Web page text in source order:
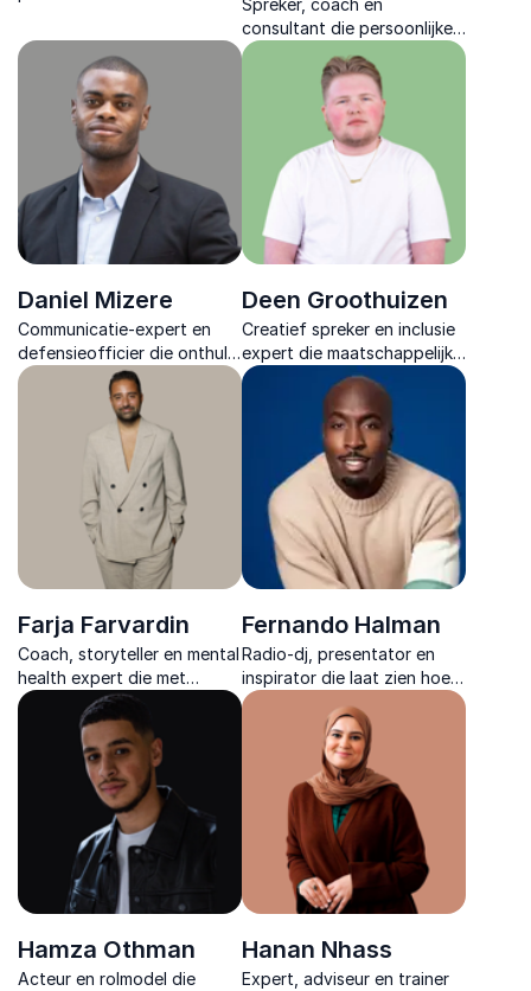
passie voor verbinding,
maatschappelijke thema's
en een warm podiumgevoel.
Spreker, coach en
consultant die persoonlijke
groei verbindt met
organisatieontwikkeling en
professionals activeert om
verborgen barrières te
doorbreken.
Daniel Mizere
Communicatie-expert en
defensieofficier die onthult
hoe taal richting geeft
onder druk en organisaties
helpt sterker te handelen in
complexe situaties.
Deen Groothuizen
Creatief spreker en inclusie
expert die maatschappelijke
thema’s begrijpelijk maakt en
helpt om met vertrouwen en
impact stappen te zetten
richting verandering.
Farja Farvardin
Coach, storyteller en mental
health expert die met
scherpe inzichten laat zien
hoe persoonlijke groei leidt
tot sterke samenwerking en
duurzame prestaties.
Fernando Halman
Radio-dj, presentator en
inspirator die laat zien hoe
positieve energie, mindset
en veerkracht leiden tot
groei, verandering en
nieuwe motivatie.
Hamza Othman
Acteur en rolmodel die
Hanan Nhass
Expert, adviseur en trainer